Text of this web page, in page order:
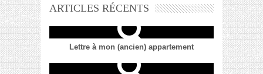
ARTICLES RÉCENTS
Lettre à mon (ancien) appartement